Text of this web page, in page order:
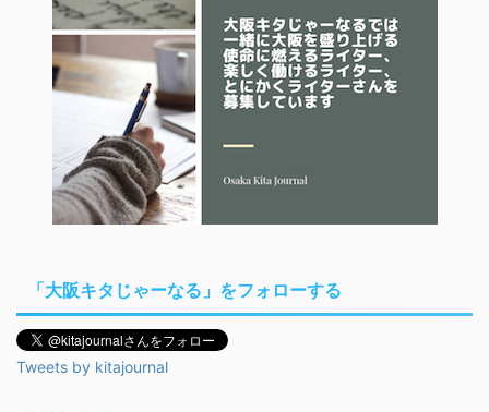
「大阪キタじゃーなる」をフォローする
Tweets by kitajournal